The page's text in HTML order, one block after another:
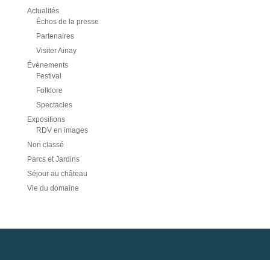
Actualités
Échos de la presse
Partenaires
Visiter Ainay
Évènements
Festival
Folklore
Spectacles
Expositions
RDV en images
Non classé
Parcs et Jardins
Séjour au château
Vie du domaine